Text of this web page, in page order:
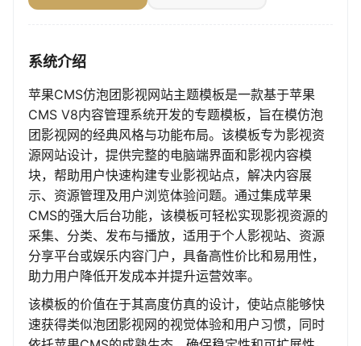
系统介绍
苹果CMS仿泡团影视网站主题模板是一款基于苹果
CMS V8内容管理系统开发的专题模板，旨在模仿泡
团影视网的经典风格与功能布局。该模板专为影视资
源网站设计，提供完整的电脑端界面和影视内容模
块，帮助用户快速构建专业影视站点，解决内容展
示、资源管理及用户浏览体验问题。通过集成苹果
CMS的强大后台功能，该模板可轻松实现影视资源的
采集、分类、发布与播放，适用于个人影视站、资源
分享平台或娱乐内容门户，具备高性价比和易用性，
助力用户降低开发成本并提升运营效率。
该模板的价值在于其高度仿真的设计，使站点能够快
速获得类似泡团影视网的视觉体验和用户习惯，同时